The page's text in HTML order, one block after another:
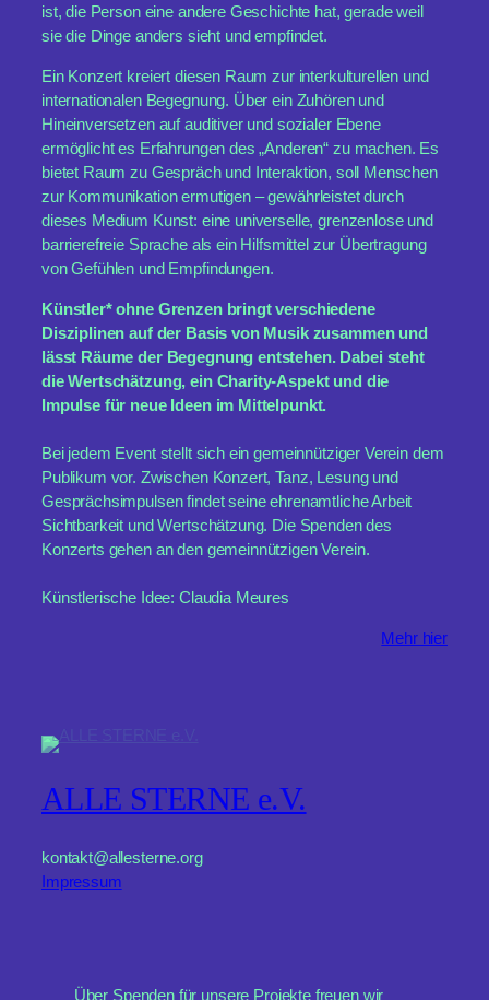
ist, die Person eine andere Geschichte hat, gerade weil
sie die Dinge anders sieht und empfindet.
Ein Konzert kreiert diesen Raum zur interkulturellen und
internationalen Begegnung. Über ein Zuhören und
Hineinversetzen auf auditiver und sozialer Ebene
ermöglicht es Erfahrungen des „Anderen“ zu machen. Es
bietet Raum zu Gespräch und Interaktion, soll Menschen
zur Kommunikation ermutigen – gewährleistet durch
dieses Medium Kunst: eine universelle, grenzenlose und
barrierefreie Sprache als ein Hilfsmittel zur Übertragung
von Gefühlen und Empfindungen.
Künstler* ohne Grenzen bringt verschiedene
Disziplinen auf der Basis von Musik zusammen und
lässt Räume der Begegnung entstehen. Dabei steht
die Wertschätzung, ein Charity-Aspekt und die
Impulse für neue Ideen im Mittelpunkt.
Bei jedem Event stellt sich ein gemeinnütziger Verein dem
Publikum vor. Zwischen Konzert, Tanz, Lesung und
Gesprächsimpulsen findet seine ehrenamtliche Arbeit
Sichtbarkeit und Wertschätzung. Die Spenden des
Konzerts gehen an den gemeinnützigen Verein.
Künstlerische Idee: Claudia Meures
Mehr hier
ALLE STERNE e.V.
kontakt@allesterne.org
Impressum
Über Spenden für unsere Projekte freuen wir